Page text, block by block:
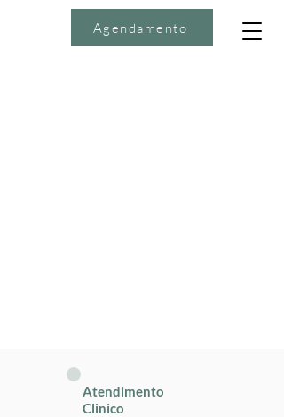
Agendamento
Atendimento
Clinico